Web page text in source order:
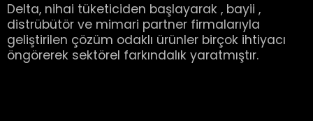
Delta, nihai tüketiciden başlayarak , bayii ,
distrübütör ve mimari partner firmalarıyla
geliştirilen çözüm odaklı ürünler birçok ihtiyacı
öngörerek sektörel farkındalık yaratmıştır.